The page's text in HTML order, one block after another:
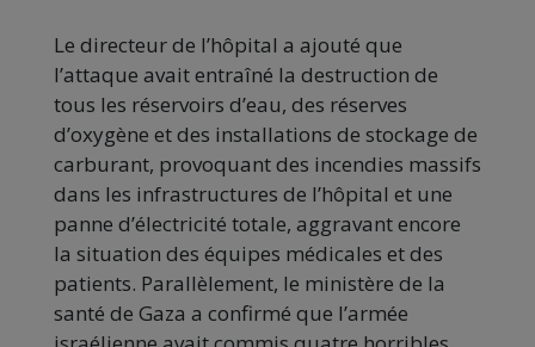
Le directeur de l’hôpital a ajouté que
l’attaque avait entraîné la destruction de
tous les réservoirs d’eau, des réserves
d’oxygène et des installations de stockage de
carburant, provoquant des incendies massifs
dans les infrastructures de l’hôpital et une
panne d’électricité totale, aggravant encore
la situation des équipes médicales et des
patients. Parallèlement, le ministère de la
santé de Gaza a confirmé que l’armée